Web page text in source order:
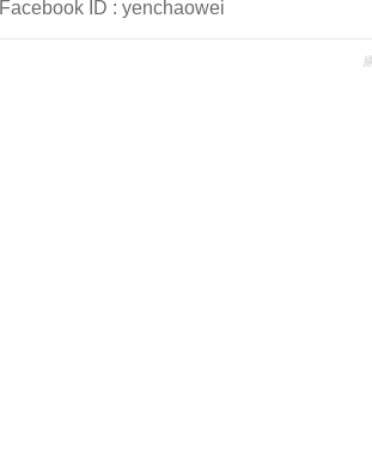
Facebook ID : yenchaowei